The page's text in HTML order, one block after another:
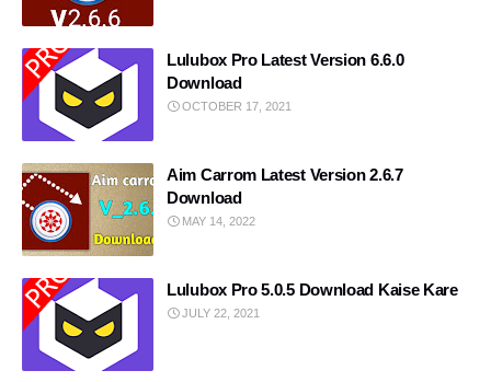
All vpn mod
KineMaster Make Money Online
Gmail tips
Free AI Text to Speech Temp number
Carrom pool aim tools
AI Image Generator Free carrom pool
What is ChatGPT Full Guide
Lulubox Pro Latest Version 6.6.0
Download
OCTOBER 17, 2021
Aim Carrom Latest Version 2.6.7
Download
MAY 14, 2022
Lulubox Pro 5.0.5 Download Kaise Kare
JULY 22, 2021